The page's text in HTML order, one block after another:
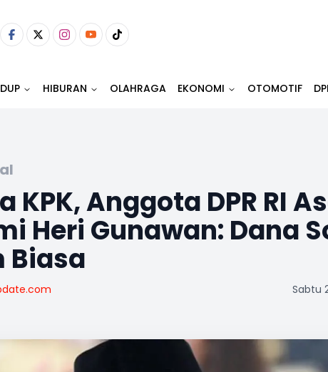
HIBURAN OLAHRAGA EKONOMI OTOMOTIF
KPK, Anggota DPR RI
Heri Gunawan: Dana
Biasa
Sabtu